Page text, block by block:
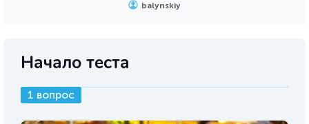
balynskiy
Начало теста
1 вопрос